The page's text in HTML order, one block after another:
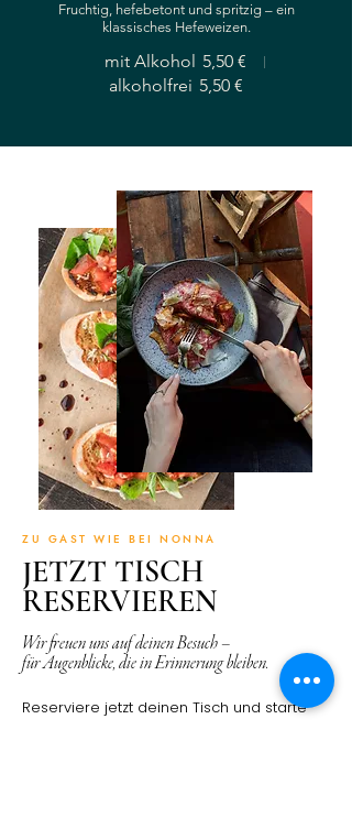
Fruchtig, hefebetont und spritzig – ein
klassisches Hefeweizen.
mit Alkohol 5,50 €
alkoholfrei 5,50 €
ZU GAST WIE BEI NONNA
JETZT TISCH
RESERVIEREN
Wir freuen uns auf deinen Besuch –
für Augenblicke, die in Erinnerung bleiben.
Reserviere jetzt deinen Tisch und starte